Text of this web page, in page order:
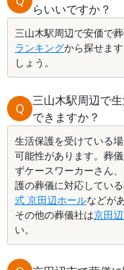
らいいですか？
三山木駅周辺で安価で
ランキングから探せま
しょう。
Q
三山木駅周辺で
できますか？
生活保護を受けている
可能性があります。葬
ずケースワーカーさん
護の葬儀に対応してい
式 京田辺ホールなどが
その他の葬儀社は京田
い。